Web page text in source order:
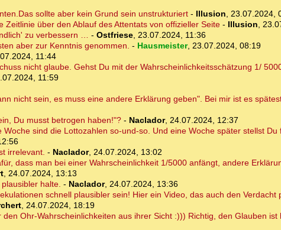
sollte aber kein Grund sein unstrukturiert- Illusion, 23.07.2024,
über den Ablauf des Attentats von offizieller Seite- Illusion,
zu verbessern … - Ostfriese, 23.07.2024, 11:36
aber zur Kenntnis genommen. - Hausmeister, 23.07.2024, 08:19
11:44
nicht glaube. Gehst Du mit der Wahrscheinlichkeitsschätzung 1/
11:59
nicht sein, es muss eine andere Erklärung geben". Bei mir ist es
Du musst betrogen haben!"?- Naclador, 24.07.2024, 12:37
sind die Lottozahlen so-und-so. Und eine Woche später stellst
irrelevant. - Naclador, 24.07.2024, 13:02
dass man bei einer Wahrscheinlichkeit 1/5000 anfängt, andere
, 24.07.2024, 13:13
halte. - Naclador, 24.07.2024, 13:36
schnell plausibler sein! Hier ein Video, das auch den Verdacht
, 24.07.2024, 18:19
Ohr-Wahrscheinlichkeiten aus ihrer Sicht :))) Richtig, den Glauben